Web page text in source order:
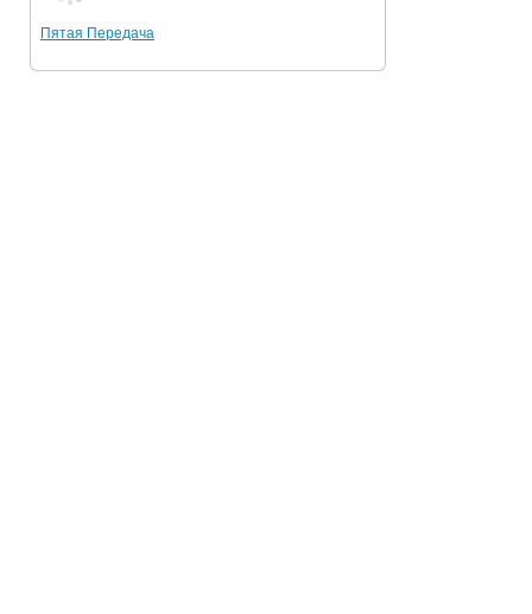
Пятая Передача